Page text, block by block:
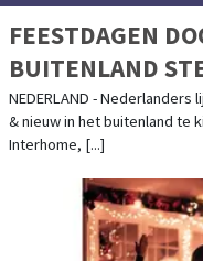
FEESTDAGEN
BUITENLAND
NEDERLAND -
& nieuw in het buitenland te
Interhome, [...]